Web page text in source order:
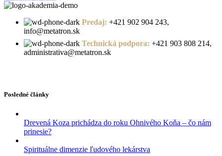
Predaj: +421 902 904 243,
info@metatron.sk
Technická podpora: +421 903 808 214,
administrativa@metatron.sk
Posledné články
Drevená Koza prichádza do roku Ohnivého Koňa – čo nám
prinesie?
Spirituálne dimenzie ľudového lekárstva